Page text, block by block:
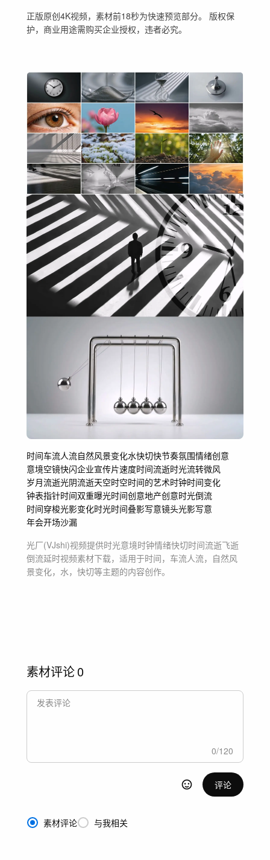
正版原创4K视频，素材前18秒为快速预览部分。 版权保
护，商业用途需购买企业授权，违者必究。
时间车流人流自然风景变化水快切快节奏氛围情绪创意
意境空镜快闪企业宣传片速度时间流逝时光流转微风
岁月流逝光阴流逝天空时空时间的艺术时钟时间变化
钟表指针时间双重曝光时间创意地产创意时光倒流
时间穿梭光影变化时光时间叠影写意镜头光影写意
年会开场沙漏
光厂(VJshi)视频提供时光意境时钟情绪快切时间流逝飞逝
倒流延时视频素材下载，适用于时间，车流人流，自然风
景变化，水，快切等主题的内容创作。
素材评论0
0/120
评论
素材评论 与我相关